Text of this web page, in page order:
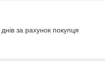
за рахунок покупця